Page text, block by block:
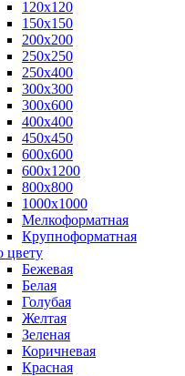
120х120
150х150
200х200
250х250
250х400
300х300
300х600
400х400
450х450
600х600
600х1200
800х800
1000х1000
Мелкоформатная
Крупноформатная
цвету
Бежевая
Белая
Голубая
Желтая
Зеленая
Коричневая
Красная